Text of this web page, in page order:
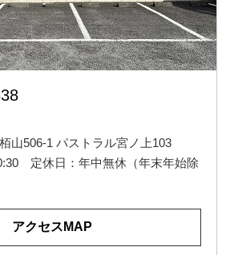
山506-1 パストラル宮ノ上103
定休日：年中無休（年末年始除
アクセスMAP